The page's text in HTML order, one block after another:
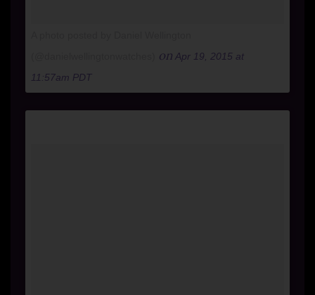
on Apr 19, 2015 at
11:57am PDT